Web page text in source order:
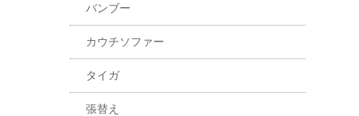
バンブー
カウチソファー
タイガ
張替え